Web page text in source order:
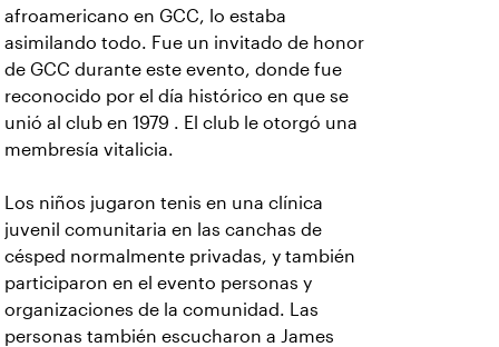
afroamericano en GCC, lo estaba
asimilando todo. Fue un invitado de honor
de GCC durante este evento, donde fue
reconocido por el día histórico en que se
unió al club en 1979 . El club le otorgó una
membresía vitalicia.
Los niños jugaron tenis en una clínica
juvenil comunitaria en las canchas de
césped normalmente privadas, y también
participaron en el evento personas y
organizaciones de la comunidad. Las
personas también escucharon a James